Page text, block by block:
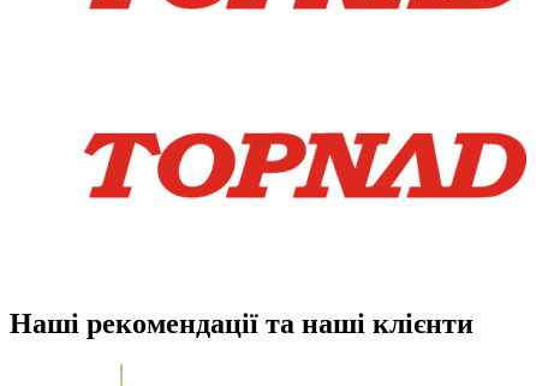
Наші рекомендації та наші клієнти